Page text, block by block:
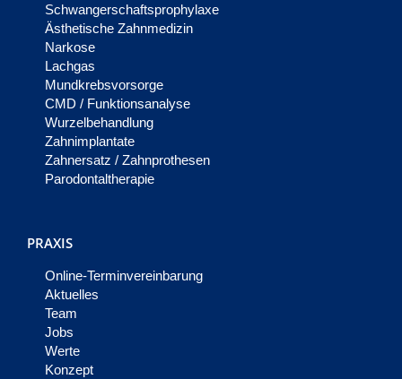
Schwangerschaftsprophylaxe
Ästhetische Zahnmedizin
Narkose
Lachgas
Mundkrebsvorsorge
CMD / Funktionsanalyse
Wurzelbehandlung
Zahnimplantate
Zahnersatz / Zahnprothesen
Parodontaltherapie
PRAXIS
Online-Terminvereinbarung
Aktuelles
Team
Jobs
Werte
Konzept